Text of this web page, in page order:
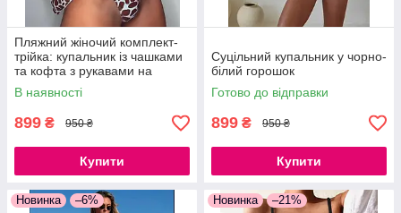
Пляжний жіночий комплект-
трійка: купальник із чашками
та кофта з рукавами на
зав'язках біло-коричневий, S,
М, L
В наявності
899 ₴ 950 ₴
Купити
Суцільний купальник у чорно-
білий горошок
Готово до відправки
899 ₴ 950 ₴
Купити
Новинка –6% Новинка –21%